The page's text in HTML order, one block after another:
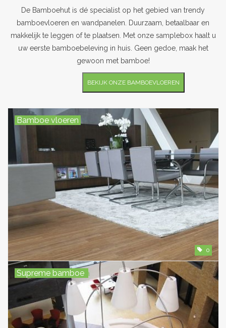
Outlet
Blog
De Bamboehut is dé specialist op het gebied van trendy
bamboevloeren en wandpanelen. Duurzaam, betaalbaar en
makkelijk te leggen of te plaatsen. Met onze samplebox haalt u
uw eerste bamboebeleving in huis. Geen gedoe, maak het
gewoon met bamboe!
BEKIJK ONZE BAMBOEVLOEREN
Bamboe vloeren
0
Supreme bamboe a